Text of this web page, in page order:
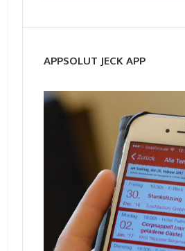
APPSOLUT JECK APP